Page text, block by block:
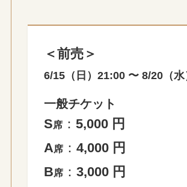
＜前売＞
6/15（日）21:00 〜 8/20（
一般チケット
S席： 5,000 円
A席： 4,000 円
B席： 3,000 円